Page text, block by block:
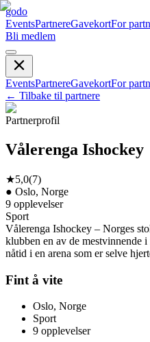
godo
EventsPartnereGavekortFor
Bli medlem
EventsPartnereGavekortFor
← Tilbake til partnere
Partnerprofil
Vålerenga Ishockey
★5,0(7)
● Oslo, Norge
9 opplevelser
Sport
Vålerenga Ishockey – Norges
klubben en av de mestvinnende
nåtid i en arena som er selve
Fint å vite
Oslo, Norge
Sport
9 opplevelser